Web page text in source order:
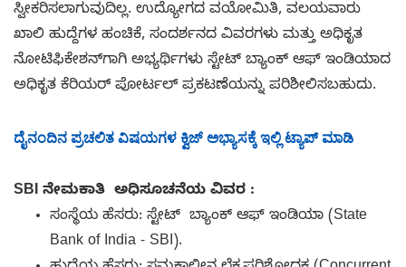
ಸ್ವೀಕರಿಸಲಾಗುವುದಿಲ್ಲ. ಉದ್ಯೋಗದ ವಯೋಮಿತಿ, ವಲಯವಾರು
ಖಾಲಿ ಹುದ್ದೆಗಳ ಹಂಚಿಕೆ, ಸಂದರ್ಶನದ ವಿವರಗಳು ಮತ್ತು ಅಧಿಕೃತ
ನೋಟಿಫಿಕೇಶನ್‌ಗಾಗಿ ಅಭ್ಯರ್ಥಿಗಳು ಸ್ಟೇಟ್ ಬ್ಯಾಂಕ್ ಆಫ್ ಇಂಡಿಯಾದ
ಅಧಿಕೃತ ಕೆರಿಯರ್ ಪೋರ್ಟಲ್ ಪ್ರಕಟಣೆಯನ್ನು ಪರಿಶೀಲಿಸಬಹುದು.
ದೈನಂದಿನ ಪ್ರಚಲಿತ ವಿಷಯಗಳ ಕ್ವಿಜ್ ಅಭ್ಯಾಸಕ್ಕೆ ಇಲ್ಲಿ ಟ್ಯಾಪ್ ಮಾಡಿ
SBI ನೇಮಕಾತಿ ಅಧಿಸೂಚನೆಯ ವಿವರ :
ಸಂಸ್ಥೆಯ ಹೆಸರು: ಸ್ಟೇಟ್ ಬ್ಯಾಂಕ್ ಆಫ್ ಇಂಡಿಯಾ (State
Bank of India - SBI).